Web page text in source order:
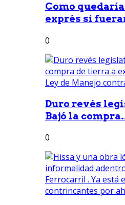
Como
exprés si
0
Duro revés
Bajó la
0